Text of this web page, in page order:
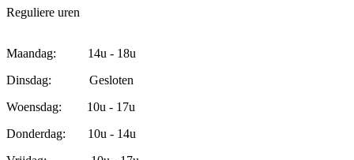
Reguliere uren
Maandag: 14u - 18u
Dinsdag: Gesloten
Woensdag: 10u - 17u
Donderdag: 10u - 14u